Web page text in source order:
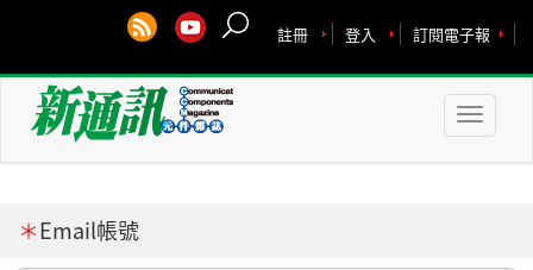
訂閱電子報
登入
註冊
Toggle
＊Email帳號